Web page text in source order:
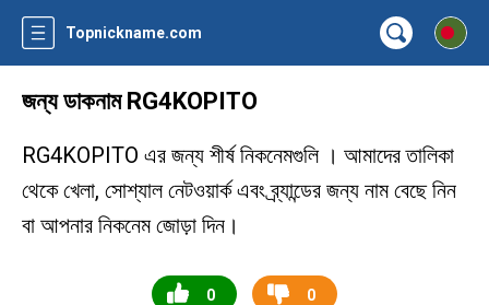
Topnickname.com
জন্য ডাকনাম RG4KOPITO
RG4KOPITO এর জন্য শীর্ষ নিকনেমগুলি । আমাদের তালিকা
থেকে খেলা, সোশ্যাল নেটওয়ার্ক এবং ব্র্যান্ডের জন্য নাম বেছে নিন
বা আপনার নিকনেম জোড়া দিন।
0 0